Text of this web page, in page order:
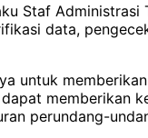
Staf
data,
untuk
memberikan
perundang-